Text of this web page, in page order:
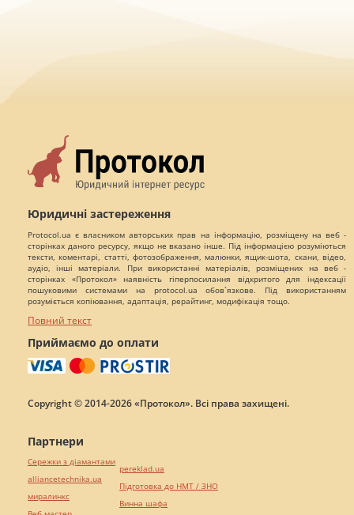
Юридичні застереження
Protocol.ua є власником авторських прав на інформацію, розміщену на веб -
сторінках даного ресурсу, якщо не вказано інше. Під інформацією розуміються
тексти, коментарі, статті, фотозображення, малюнки, ящик-шота, скани, відео,
аудіо, інші матеріали. При використанні матеріалів, розміщених на веб -
сторінках «Протокол» наявність гіперпосилання відкритого для індексації
пошуковими системами на protocol.ua обов`язкове. Під використанням
розуміється копіювання, адаптація, рерайтинг, модифікація тощо.
Повний текст
Приймаємо до оплати
Copyright © 2014-2026 «Протокол». Всі права захищені.
Партнери
Сережки з діамантами
alliancetechnika.ua
миралинкс
pereklad.ua
Підготовка до НМТ / ЗНО
Винна шафа